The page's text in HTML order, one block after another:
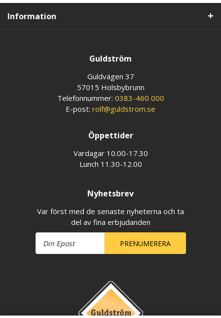
Information
Guldström
Guldvägen 37
57015 Holsbybrunn
Telefonnummer: 0383-460 000
E-post: rolf@guldstrom.se
Öppettider
Vardagar 10.00-17.30
Lunch 11.30-12.00
Nyhetsbrev
Var först med de senaste nyheterna och ta
del av fina erbjudanden
PRENUMERERA